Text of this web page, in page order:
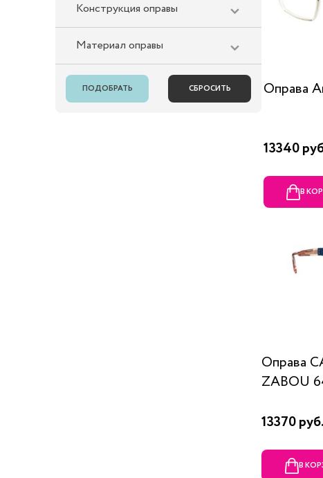
Конструкция оправы
Материал оправы
Оправа
13340
В
Оправа
ZABOU
13370 руб.
В